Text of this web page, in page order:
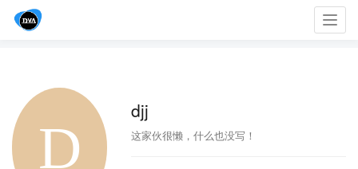
djj
这家伙很懒，什么也没写！